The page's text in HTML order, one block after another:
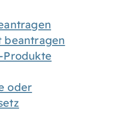
beantragen
Produkte
oder